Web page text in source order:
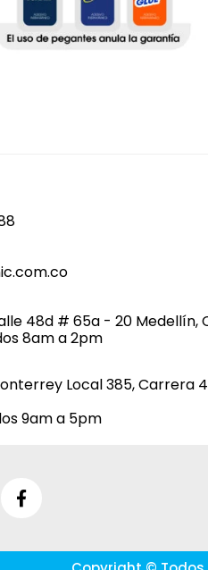
48d # 65a - 20 Medellín,
8am a 2pm
Local 385, Carrera
9am a 5pm